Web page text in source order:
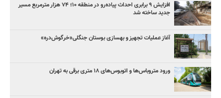
افزایش ۹ برابری احداث پیاده‌رو در منطقه ۱۰؛ ۷۴ هزار مترمربع مسیر
جدید ساخته شد
آغاز عملیات تجهیز و بهسازی بوستان جنگلی«خرگوش‌دره»
ورود متروباس‌ها و اتوبوس‌های ۱۸ متری برقی به تهران